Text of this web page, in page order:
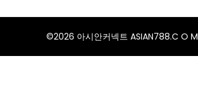
©2026 아시안커넥트 ASIAN788.C O M